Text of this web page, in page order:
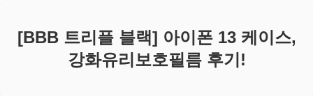
[BBB 트리플 블랙] 아이폰 13 케이스,
강화유리보호필름 후기!